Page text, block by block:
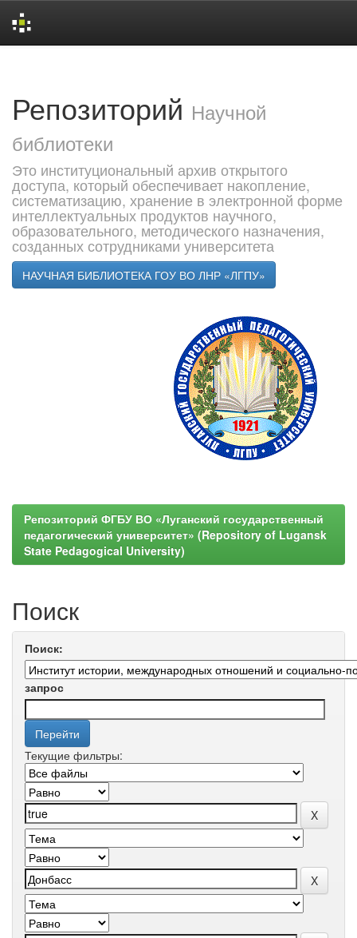
Репозиторий Научной
библиотеки
Это институциональный архив открытого
доступа, который обеспечивает накопление,
систематизацию, хранение в электронной форме
интеллектуальных продуктов научного,
образовательного, методического назначения,
созданных сотрудниками университета
НАУЧНАЯ БИБЛИОТЕКА ГОУ ВО ЛНР «ЛГПУ»
Репозиторий ФГБУ ВО «Луганский государственный
педагогический университет» (Repository of Lugansk
State Pedagogical University)
Поиск
Поиск:
запрос
Текущие фильтры: